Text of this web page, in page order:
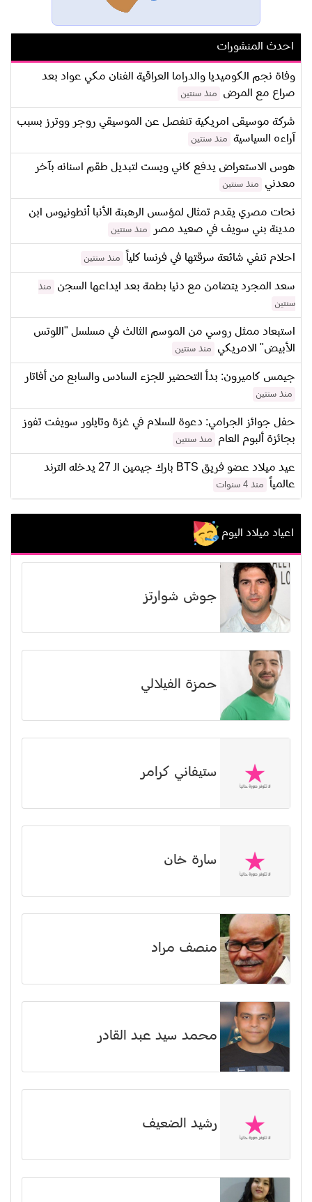
احدث المنشورات
وفاة نجم الكوميديا والدراما العراقية الفنان مكي عواد بعد
صراع مع المرض
منذ سنتين
شركة موسيقى امريكية تنفصل عن الموسيقي روجر ووترز بسبب
آراءه السياسية
منذ سنتين
هوس الاستعراض يدفع كاني ويست لتبديل طقم اسنانه بآخر
معدني
منذ سنتين
نحات مصري يقدم تمثال لمؤسس الرهبنة الأنبا أنطونيوس ابن
مدينة بني سويف في صعيد مصر
منذ سنتين
احلام تنفي شائعة سرقتها في فرنسا كلياً منذ سنتين
سعد المجرد يتضامن مع دنيا بطمة بعد ايداعها السجن
منذ
سنتين
استبعاد ممثل روسي من الموسم الثالث في مسلسل "اللوتس
الأبيض" الامريكي
منذ سنتين
جيمس كاميرون: بدأ التحضير للجزء السادس والسابع من أفاتار
منذ سنتين
حفل جوائز الجرامي: دعوة للسلام في غزة وتايلور سويفت تفوز
بجائزة ألبوم العام
منذ سنتين
عيد ميلاد عضو فريق BTS بارك جيمين الـ 27 يدخله الترند
عالمياً
منذ 4 سنوات
اعياد ميلاد اليوم
جوش شوارتز
حمزة الفيلالي
ستيفاني كرامر
سارة خان
منصف مراد
محمد سيد عبد القادر
رشيد الضعيف